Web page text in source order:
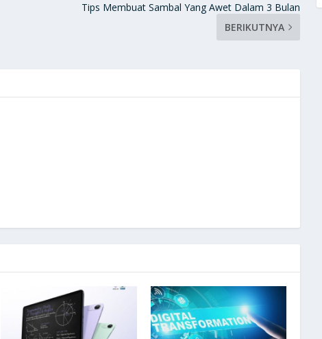
Tips Membuat Sambal Yang Awet Dalam 3 Bulan
BERIKUTNYA